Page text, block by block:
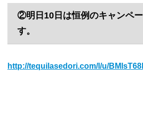
②明日10日は恒例のキャンペ
す。
http://tequilasedori.com/l/u/